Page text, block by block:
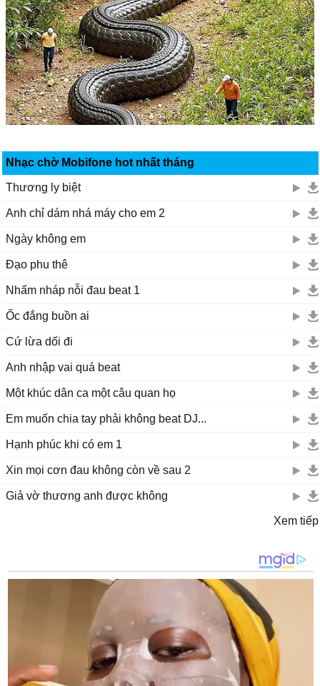
Nhạc chờ Mobifone hot nhất tháng
Thương ly biệt
Anh chỉ dám nhá máy cho em 2
Ngày không em
Đạo phu thê
Nhấm nháp nỗi đau beat 1
Ốc đắng buồn ai
Cứ lừa dối đi
Anh nhập vai quá beat
Một khúc dân ca một câu quan họ
Em muốn chia tay phải không beat DJ...
Hạnh phúc khi có em 1
Xin mọi cơn đau không còn về sau 2
Giả vờ thương anh được không
Xem tiếp